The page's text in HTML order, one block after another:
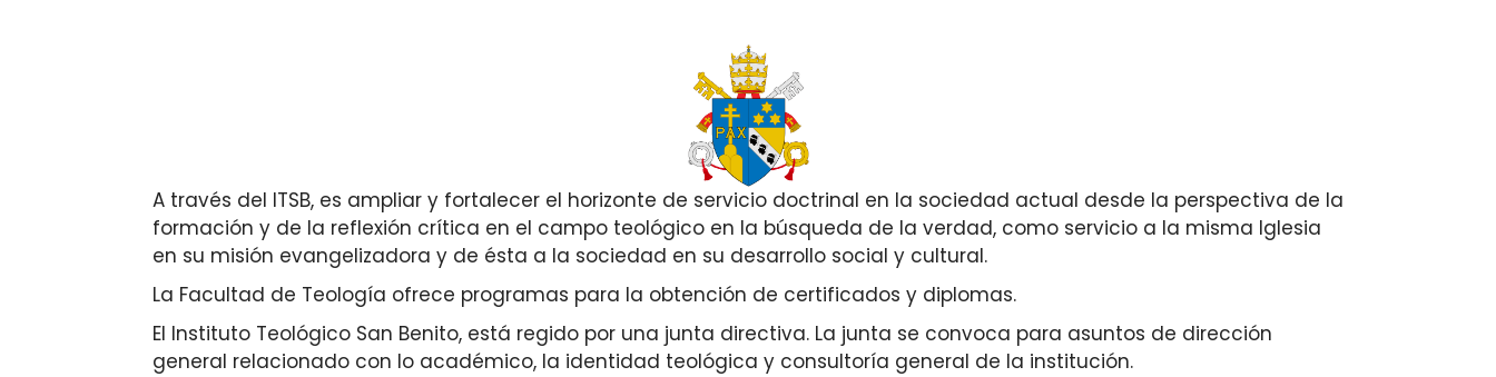
A través del ITSB, es ampliar y fortalecer el horizonte de servicio doctrinal en la sociedad actual desde la perspectiva de la
formación y de la reflexión crítica en el campo teológico en la búsqueda de la verdad, como servicio a la misma Iglesia
en su misión evangelizadora y de ésta a la sociedad en su desarrollo social y cultural.
La Facultad de Teología ofrece programas para la obtención de certificados y diplomas.
El Instituto Teológico San Benito, está regido por una junta directiva. La junta se convoca para asuntos de dirección
general relacionado con lo académico, la identidad teológica y consultoría general de la institución.